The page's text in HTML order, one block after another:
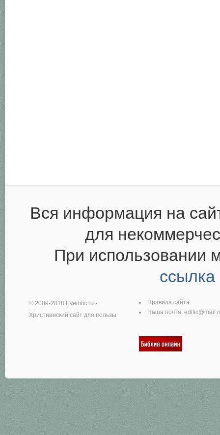
Вся информация на
для
При использовании
ссылка
© 2009-2018 Eyedific.ru -
Христианский сайт для пользы
Правила сайта
Наша почта: